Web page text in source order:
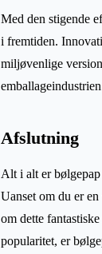
Med den stigende
i fremtiden.
miljøvenlige
Afslutning
Alt i alt er
Uanset om du er
om dette
popularitet, er